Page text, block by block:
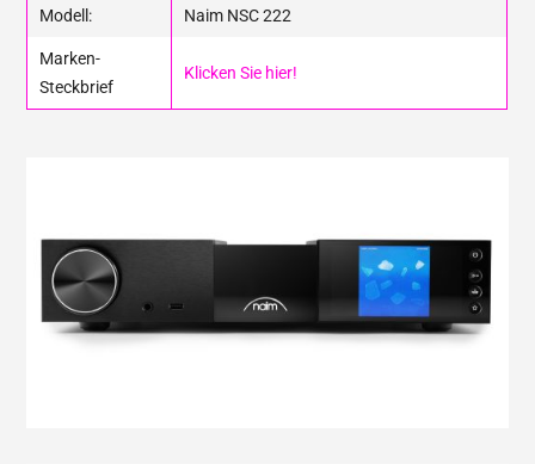
Modell: Naim NSC 222
Marken-
Steckbrief
Klicken Sie hier!